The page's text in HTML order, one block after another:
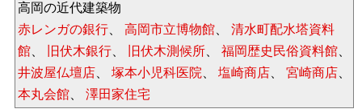
高岡の近代建築物
赤レンガの銀行
高岡市立博物館
清水町配水塔資料
館
旧伏木銀行 旧伏木測候所 福岡歴史民俗資料館
井波屋仏壇店
塚本小児科医院 塩崎商店 宮崎商店
本丸会館
澤田家住宅